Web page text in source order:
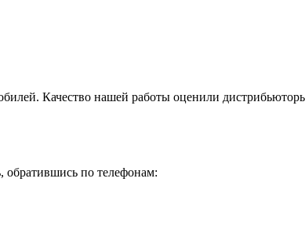
Качество нашей работы оценили
обратившись по телефонам: